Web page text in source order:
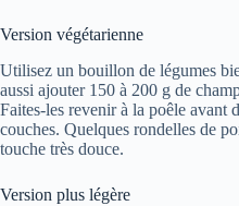
Version végétarienne
Utilisez un bouillon de légumes
aussi ajouter 150 à 200 g de
Faites-les revenir à la poêle avant
couches. Quelques rondelles de
touche très douce.
Version plus légère